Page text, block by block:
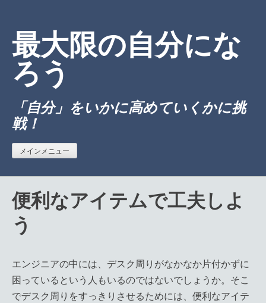
最大限の自分にな
ろう
「自分」をいかに高めていくかに挑
戦！
メインメニュー
便利なアイテムで工夫しよ
う
エンジニアの中には、デスク周りがなかなか片付かずに
困っているという人もいるのではないでしょうか。そこ
でデスク周りをすっきりさせるためには、便利なアイテ